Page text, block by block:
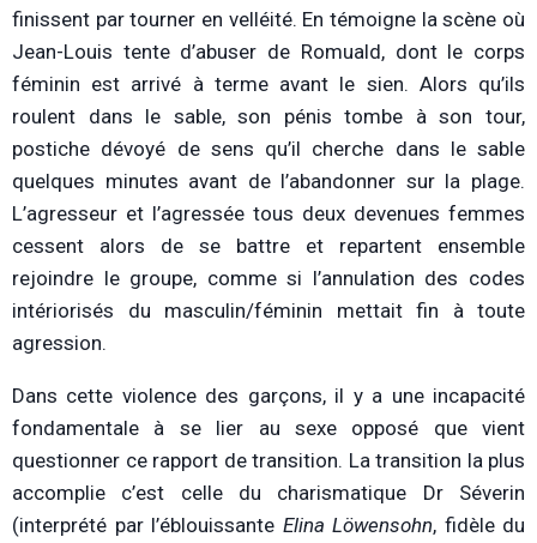
finissent par tourner en velléité. En témoigne la scène où
Jean-Louis tente d’abuser de Romuald, dont le corps
féminin est arrivé à terme avant le sien. Alors qu’ils
roulent dans le sable, son pénis tombe à son tour,
postiche dévoyé de sens qu’il cherche dans le sable
quelques minutes avant de l’abandonner sur la plage.
L’agresseur et l’agressée tous deux devenues femmes
cessent alors de se battre et repartent ensemble
rejoindre le groupe, comme si l’annulation des codes
intériorisés du masculin/féminin mettait fin à toute
agression.
Dans cette violence des garçons, il y a une incapacité
fondamentale à se lier au sexe opposé que vient
questionner ce rapport de transition. La transition la plus
accomplie c’est celle du charismatique Dr Séverin
(interprété par l’éblouissante Elina Löwensohn, fidèle du